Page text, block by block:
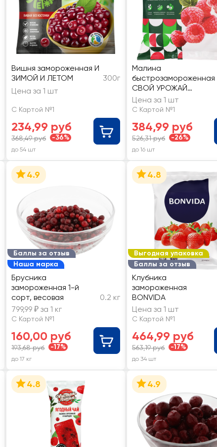
Вишня замороженная И
ЗИМОЙ И ЛЕТОМ
300г
Цена за 1 шт
С Картой №1
234,99 руб
368,49 руб -36%
до 54 шт
Малина
быстрозамороженная
СВОЙ УРОЖАЙ
отборная
Цена за 1 шт
С Картой №1
384,99 руб
526,31 руб -26%
до 16 шт
Баллы за отзыв
Наша марка
4.9
Брусника
замороженная 1-й
сорт, весовая
0.2 кг
799,99 ₽ за 1 кг
С Картой №1
160,00 руб
193,68 руб -17%
до 17 кг
Выгодная упаковка
Баллы за отзыв
4.8
Клубника
замороженная
BONVIDA
Цена за 1 шт
С Картой №1
464,99 руб
563,19 руб -17%
до 34 шт
4.8 4.9